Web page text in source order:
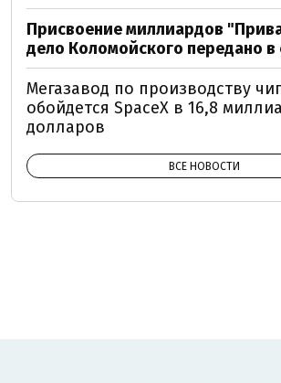
Присвоение миллиардов
дело Коломойского передано в
Мегазавод по производству
обойдется SpaceX в 16,8
долларов
ВСЕ НОВОСТИ